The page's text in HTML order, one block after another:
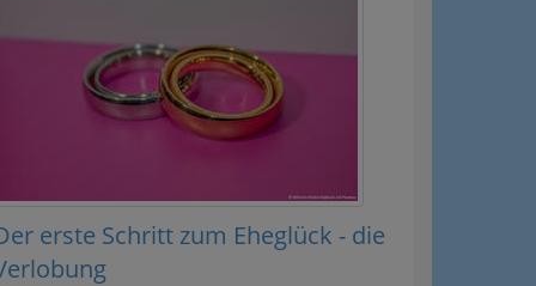
erste Schritt zum Eheglück - die